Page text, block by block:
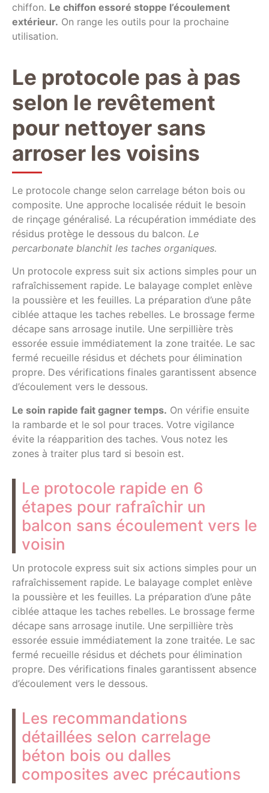
chiffon. Le chiffon essoré stoppe l’écoulement
extérieur. On range les outils pour la prochaine
utilisation.
Le protocole pas à pas
selon le revêtement
pour nettoyer sans
arroser les voisins
Le protocole change selon carrelage béton bois ou
composite. Une approche localisée réduit le besoin
de rinçage généralisé. La récupération immédiate des
résidus protège le dessous du balcon. Le
percarbonate blanchit les taches organiques.
Un protocole express suit six actions simples pour un
rafraîchissement rapide. Le balayage complet enlève
la poussière et les feuilles. La préparation d’une pâte
ciblée attaque les taches rebelles. Le brossage ferme
décape sans arrosage inutile. Une serpillière très
essorée essuie immédiatement la zone traitée. Le sac
fermé recueille résidus et déchets pour élimination
propre. Des vérifications finales garantissent absence
d’écoulement vers le dessous.
Le soin rapide fait gagner temps. On vérifie ensuite
la rambarde et le sol pour traces. Votre vigilance
évite la réapparition des taches. Vous notez les
zones à traiter plus tard si besoin est.
Le protocole rapide en 6
étapes pour rafraîchir un
balcon sans écoulement vers le
voisin
Un protocole express suit six actions simples pour un
rafraîchissement rapide. Le balayage complet enlève
la poussière et les feuilles. La préparation d’une pâte
ciblée attaque les taches rebelles. Le brossage ferme
décape sans arrosage inutile. Une serpillière très
essorée essuie immédiatement la zone traitée. Le sac
fermé recueille résidus et déchets pour élimination
propre. Des vérifications finales garantissent absence
d’écoulement vers le dessous.
Les recommandations
détaillées selon carrelage
béton bois ou dalles
composites avec précautions